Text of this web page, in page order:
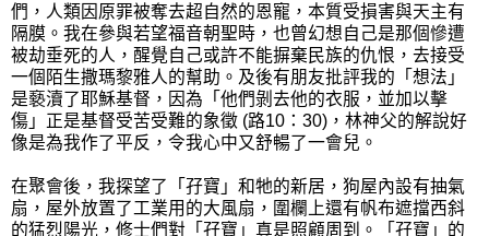
們，人類因原罪被奪去超自然的恩寵，本質受損害與天主有
隔膜。我在參與若望福音朝聖時，也曾幻想自己是那個慘遭
被劫垂死的人，醒覺自己或許不能摒棄民族的仇恨，去接受
一個陌生撒瑪黎雅人的幫助。及後有朋友批評我的「想法」
是褻瀆了耶穌基督，因為「他們剝去他的衣服，並加以擊
傷」正是基督受苦受難的象徵 (路10：30)，林神父的解說好
像是為我作了平反，令我心中又舒暢了一會兒。
在聚會後，我探望了「孖寶」和牠的新居，狗屋內設有抽氣
扇，屋外放置了工業用的大風扇，圍欄上還有帆布遮擋西斜
的猛烈陽光，修士們對「孖寶」真是照顧周到。「孖寶」的